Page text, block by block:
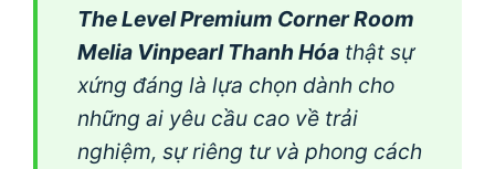
The Level Premium Corner Room
Melia Vinpearl Thanh Hóa thật sự
xứng đáng là lựa chọn dành cho
những ai yêu cầu cao về trải
nghiệm, sự riêng tư và phong cách